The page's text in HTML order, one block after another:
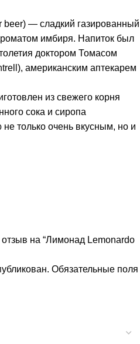
beer) — сладкий газированный
имбиря. Напиток был
доктором Томасом
американским аптекарем
из свежего корня
сока и сиропа
не только очень вкусным, но и
на “Лимонад Lemonardo
Обязательные поля